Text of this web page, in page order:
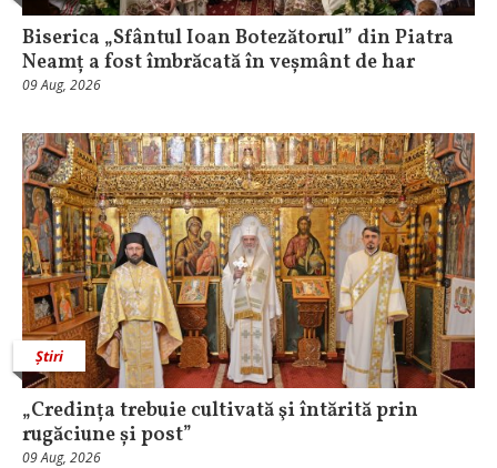
Biserica „Sfântul Ioan Botezătorul” din Piatra
Neamț a fost îmbrăcată în veșmânt de har
09 Aug, 2026
Știri
„Credința trebuie cultivată şi întărită prin
rugăciune și post”
09 Aug, 2026